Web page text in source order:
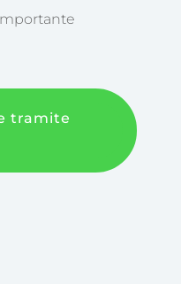
tramite